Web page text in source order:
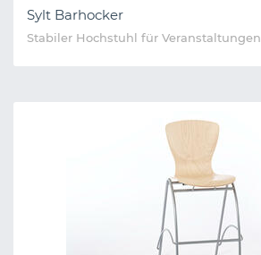
Sylt Barhocker
Stabiler Hochstuhl für Veranstaltungen